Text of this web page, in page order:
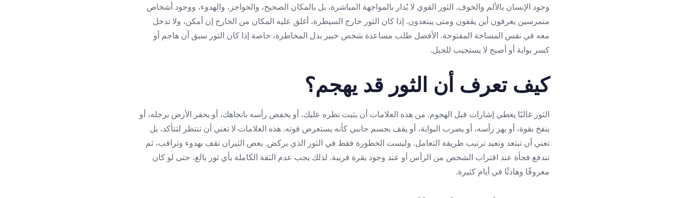
وجود الإنسان بالألم والخوف. الثور القوي لا يُدار بالمواجهة المباشرة، بل بالمكان الصحيح، والحواجز، والهدوء، ووجود أشخاص
متمرسين يعرفون أين يقفون ومتى يبتعدون. إذا كان الثور خارج السيطرة، أغلق عليه المكان من الخارج إن أمكن، ولا تدخل
معه في نفس المساحة المفتوحة. الأفضل طلب مساعدة شخص خبير بدل المخاطرة، خاصة إذا كان الثور سبق أن هاجم أو
كسر بوابة أو أصبح لا يستجيب للحبل.
كيف تعرف أن الثور قد يهجم؟
الثور غالبًا يعطي إشارات قبل الهجوم. من هذه العلامات أن يثبت نظره عليك، أو يخفض رأسه باتجاهك، أو يحفر الأرض برجله، أو
ينفخ بقوة، أو يهز رأسه، أو يضرب البوابة، أو يقف بجسم جانبي كأنه يستعرض قوته. هذه العلامات لا تعني أن تنتظر لتتأكد، بل
تعني أن تبتعد وتعيد ترتيب طريقة التعامل. وليست الخطورة فقط في الثور الذي يركض. بعض الثيران تقف بهدوء وتراقب، ثم
تندفع فجأة عند اقتراب الشخص من الرأس أو عند وجود بقرة قريبة. لذلك يجب عدم الثقة الكاملة بأي ثور بالغ، حتى لو كان
معروفًا وهادئًا في أيام كثيرة.